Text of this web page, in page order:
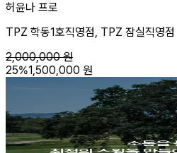
허윤나 프로
TPZ 학동1호직영점, TPZ 잠실직영점
2,000,000원
25%1,500,000 원